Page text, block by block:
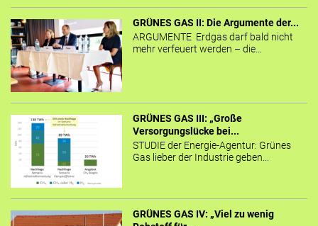
GRÜNES GAS II: Die Argumente der...
ARGUMENTE Erdgas darf bald nicht
mehr verfeuert werden – die...
GRÜNES GAS III: „Große
Versorgungslücke bei...
STUDIE der Energie-Agentur: Grünes
Gas lieber der Industrie geben...
GRÜNES GAS IV: „Viel zu wenig